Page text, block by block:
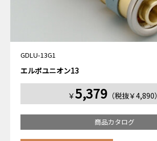
GDLU-13G1
エルボユニオン13
￥5,379（税抜￥4,890）
商品カタログ